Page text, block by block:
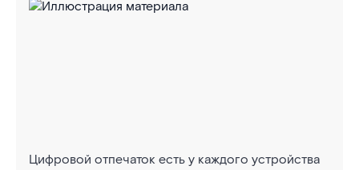
Цифровой отпечаток есть у каждого устройства